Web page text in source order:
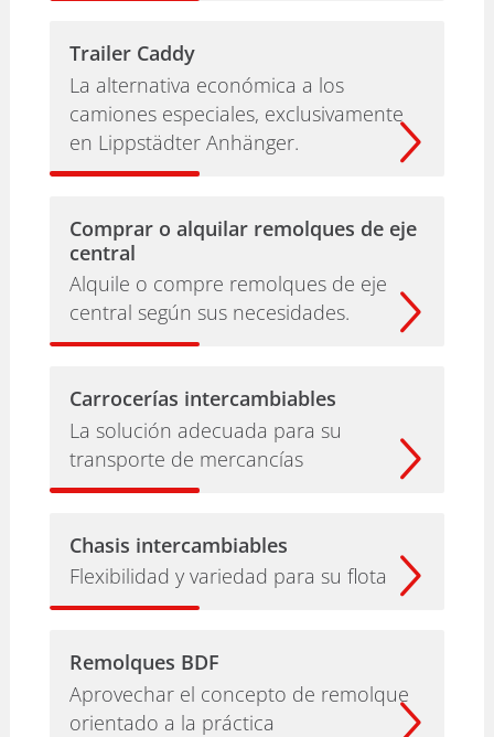
Trailer Caddy
La alternativa económica a los
camiones especiales, exclusivamente
en Lippstädter Anhänger.
Comprar o alquilar remolques de eje
central
Alquile o compre remolques de eje
central según sus necesidades.
Carrocerías intercambiables
La solución adecuada para su
transporte de mercancías
Chasis intercambiables
Flexibilidad y variedad para su flota
Remolques BDF
Aprovechar el concepto de remolque
orientado a la práctica